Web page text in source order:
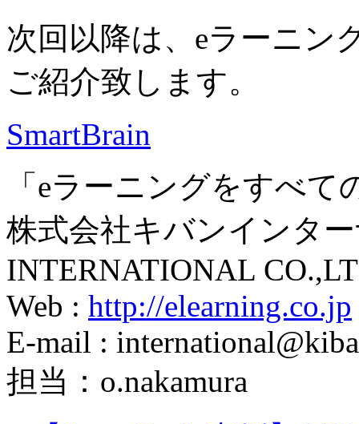
次回以降は、eラーニ
ご紹介致します。
SmartBrain
「eラーニングをすべて
株式会社キバンインタ
INTERNATIONAL
Web : http://elearning.co.jp
E-mail :
担当：o.nakamura